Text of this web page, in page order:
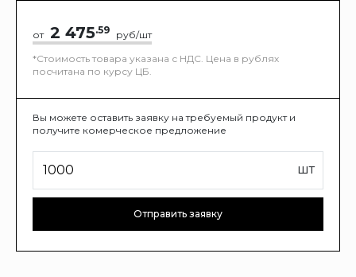
от 2 475.59
руб/шт
*Стоимость товара указана с НДС. Цена в рублях
посчитана по курсу ЦБ.
Вы можете оставить заявку на требуемый продукт и
получите комерческое предложение
шт
Отправить заявку